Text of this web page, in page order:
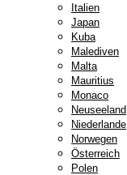
Italien
Japan
Kuba
Malediven
Malta
Mauritius
Monaco
Neuseeland
Niederlande
Norwegen
Österreich
Polen